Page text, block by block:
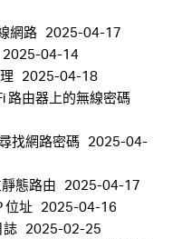
網路 2025-04-17
2025-04-14
2025-04-18
路由器上的無線密碼
找網路密碼 2025-04-
態路由 2025-04-17
位址 2025-04-16
誌 2025-02-25